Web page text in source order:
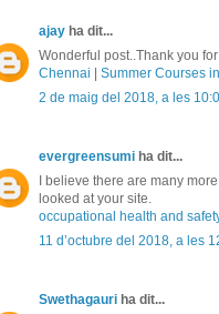
ajay ha dit...
Wonderful post..Thank you
Chennai | Summer Courses
2 de maig del 2018, a les
evergreensumi ha dit...
I believe there are many
looked at your site.
occupational health and
11 d’octubre del 2018, a les
Swethagauri ha dit...